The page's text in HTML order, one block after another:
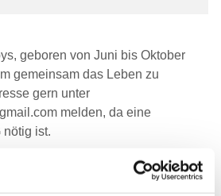
geboren von Juni bis Oktober
gemeinsam das Leben zu
gern unter
melden, da eine
ist.